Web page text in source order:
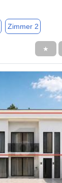
Zimmer 2
★